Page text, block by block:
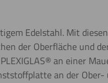
Edelstahl. Mit
der Oberfläche und
an einer
an der